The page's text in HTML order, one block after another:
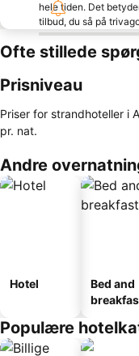
hele tiden. Det
tilbud, du så på
Ofte stillede
Prisniveau
Priser for strandhoteller i
pr. nat.
Andre
Hotel
Bed and
Populære